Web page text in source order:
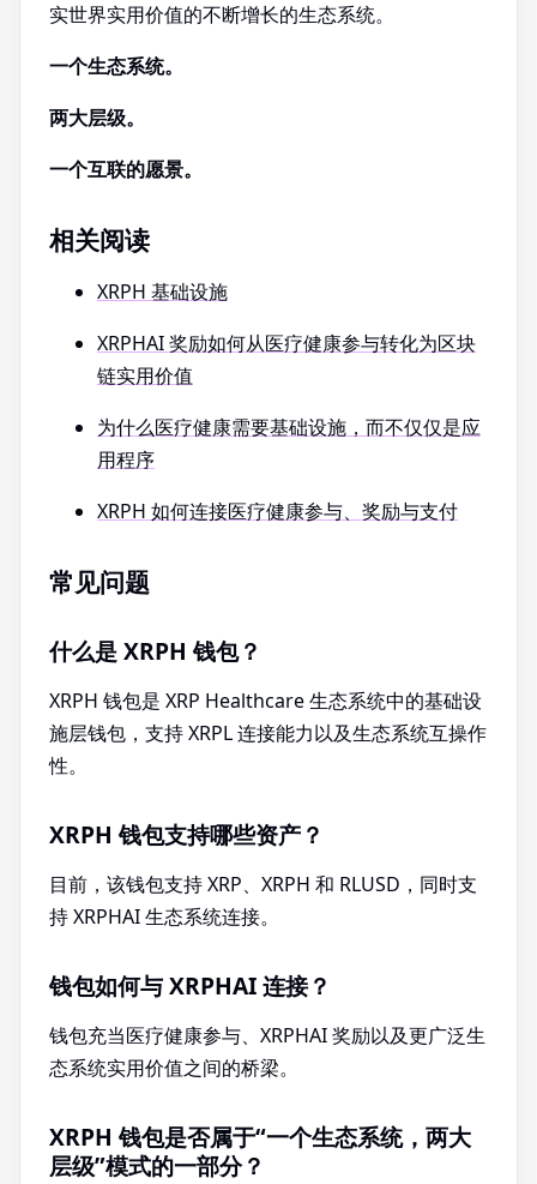
实世界实用价值的不断增长的生态系统。
一个生态系统。
两大层级。
一个互联的愿景。
相关阅读
XRPH 基础设施
XRPHAI 奖励如何从医疗健康参与转化为区块
链实用价值
为什么医疗健康需要基础设施，而不仅仅是应
用程序
XRPH 如何连接医疗健康参与、奖励与支付
常见问题
什么是 XRPH 钱包？
XRPH 钱包是 XRP Healthcare 生态系统中的基础设
施层钱包，支持 XRPL 连接能力以及生态系统互操作
性。
XRPH 钱包支持哪些资产？
目前，该钱包支持 XRP、XRPH 和 RLUSD，同时支
持 XRPHAI 生态系统连接。
钱包如何与 XRPHAI 连接？
钱包充当医疗健康参与、XRPHAI 奖励以及更广泛生
态系统实用价值之间的桥梁。
XRPH 钱包是否属于“一个生态系统，两大
层级”模式的一部分？